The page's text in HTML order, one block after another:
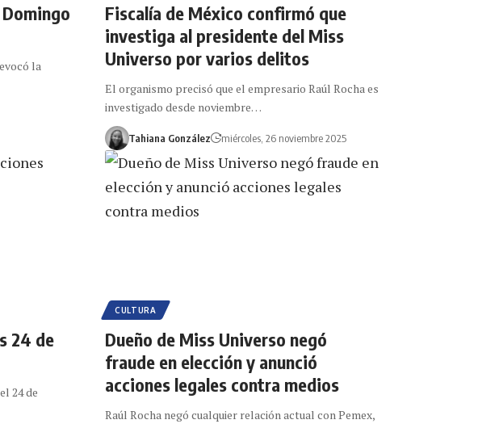
la
Fiscalía de México confirmó que
investiga al presidente del Miss
Universo por varios delitos
El organismo precisó que el empresario Raúl Rocha es
investigado desde noviembre…
Tahiana González miércoles, 26 noviembre 2025
24 de
24 de
CULTURA
Dueño de Miss Universo negó
fraude en elección y anunció
acciones legales contra medios
Raúl Rocha negó cualquier relación actual con Pemex,